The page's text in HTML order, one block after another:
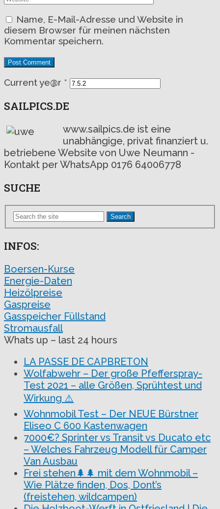
Name, E-Mail-Adresse und Website in
diesem Browser für meinen nächsten
Kommentar speichern.
Current ye@r *
SAILPICS.DE
www.sailpics.de ist eine
unabhängige, privat finanziert u.
betriebene Website von Uwe Neumann -
Kontakt per WhatsApp 0176 64006778
SUCHE
Search
INFOS:
Boersen-Kurse
Energie-Daten
Heizölpreise
Gaspreise
Gasspeicher Füllstand
Stromausfall
Whats up – last 24 hours
LA PASSE DE CAPBRETON
Wolfabwehr – Der große Pfefferspray-
Test 2021 – alle Größen, Sprühtest und
Wirkung ⚠️
Wohnmobil Test – Der NEUE Bürstner
Eliseo C 600 Kastenwagen
7000€? Sprinter vs Transit vs Ducato etc
– Welches Fahrzeug Modell für Camper
Van Ausbau
Frei stehen🌲🌲 mit dem Wohnmobil –
Wie Plätze finden, Dos, Dont’s
(freistehen, wildcampen)